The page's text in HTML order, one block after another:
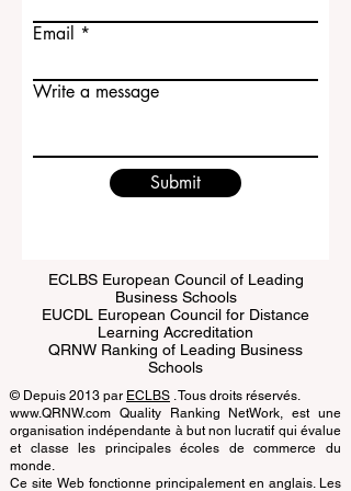
Last name
Email
ECLBS European Council of Leading
Business Schools
EUCDL European Council for Distance
QRNW Ranking of Leading Business
Schools
© Depuis 2013 parECLBS. Tous droits réservés.
www.QRNW.com Quality Ranking NetWork, est une
organisation indépendante à but non lucratif qui évalue